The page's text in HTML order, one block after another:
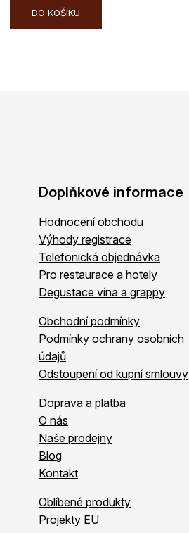
DO KOŠÍKU
p
y
v
ý
s
Doplňkové informace
Hodnocení obchodu
Výhody registrace
Telefonická objednávka
Pro restaurace a hotely
Degustace vína a grappy
Obchodní podmínky
Podmínky ochrany osobních
údajů
Odstoupení od kupní smlouvy
Doprava a platba
O nás
Naše prodejny
Blog
Kontakt
Oblíbené produkty
Projekty EU